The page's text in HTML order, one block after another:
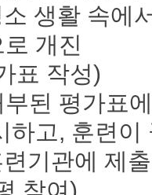
활 속에서
개진
작성)
평가표에
하고, 훈련이
관에 제출